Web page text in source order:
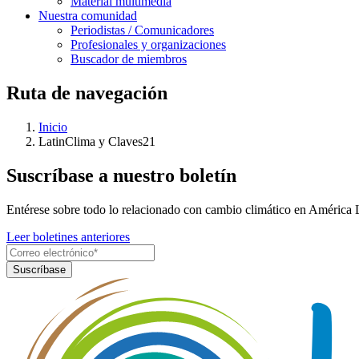
Nuestra comunidad
Periodistas / Comunicadores
Profesionales y organizaciones
Buscador de miembros
Ruta de navegación
Inicio
LatinClima y Claves21
Suscríbase a nuestro boletín
Entérese sobre todo lo relacionado con cambio climático en América
Leer boletines anteriores